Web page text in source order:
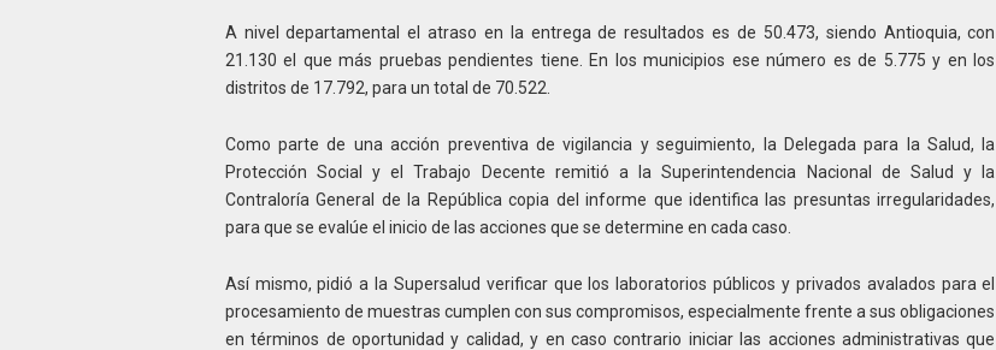
A nivel departamental el atraso en la entrega de resultados es de 50.473, siendo Antioquia, con
21.130 el que más pruebas pendientes tiene. En los municipios ese número es de 5.775 y en los
distritos de 17.792, para un total de 70.522.
Como parte de una acción preventiva de vigilancia y seguimiento, la Delegada para la Salud, la
Protección Social y el Trabajo Decente remitió a la Superintendencia Nacional de Salud y la
Contraloría General de la República copia del informe que identifica las presuntas irregularidades,
para que se evalúe el inicio de las acciones que se determine en cada caso.
Así mismo, pidió a la Supersalud verificar que los laboratorios públicos y privados avalados para el
procesamiento de muestras cumplen con sus compromisos, especialmente frente a sus obligaciones
en términos de oportunidad y calidad, y en caso contrario iniciar las acciones administrativas que